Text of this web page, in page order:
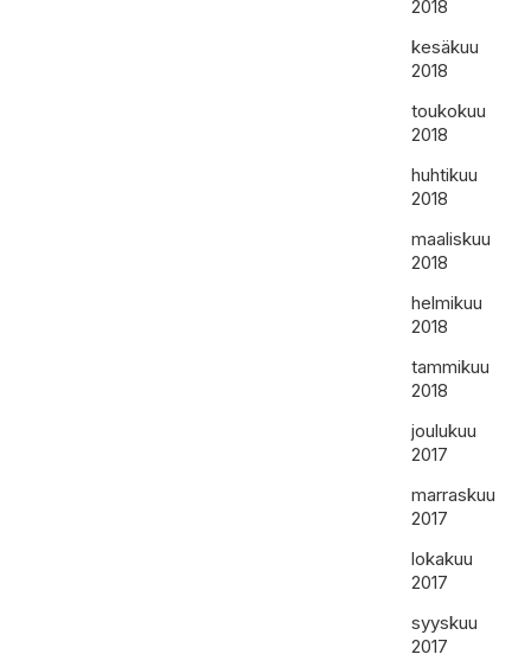
2018
kesäkuu
2018
toukokuu
2018
huhtikuu
2018
maaliskuu
2018
helmikuu
2018
tammikuu
2018
joulukuu
2017
marraskuu
2017
lokakuu
2017
syyskuu
2017